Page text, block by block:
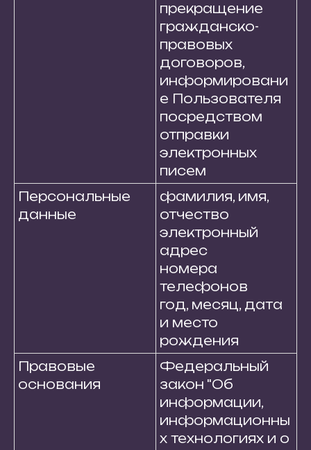
прекращение
гражданско-
правовых
договоров,
информировани
е Пользователя
посредством
отправки
электронных
писем
Персональные
данные
фамилия, имя,
отчество
электронный
адрес
номера
телефонов
год, месяц, дата
и место
рождения
Правовые
основания
Федеральный
закон "Об
информации,
информационны
х технологиях и о